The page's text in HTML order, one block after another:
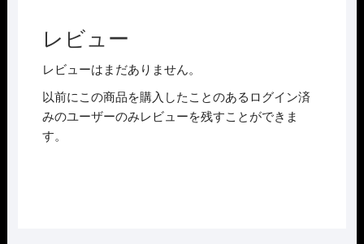
レビュー
レビューはまだありません。
以前にこの商品を購入したことのあるログイン済
みのユーザーのみレビューを残すことができま
す。